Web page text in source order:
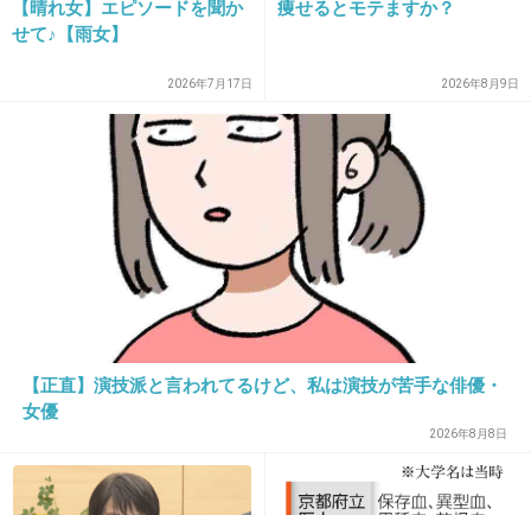
29. 匿名2013/07/14(日) 17:01:41
こういう時、早急に退学処理する場合もあるか
報道される頃には在学中の扱いにならないとき
勤務先とかもそう。いい歳して無職の犯罪者と
かも、会社側が解雇してたり。
絶対男がらみ！！
【晴れ女】エピソードを聞か
せて♪【雨女】
2026年7月17日
痩せるとモテますか？
2026年8月9日
【正直】演技派と言われてるけど、私は演技が苦手な俳優・
女優
2026年8月8日